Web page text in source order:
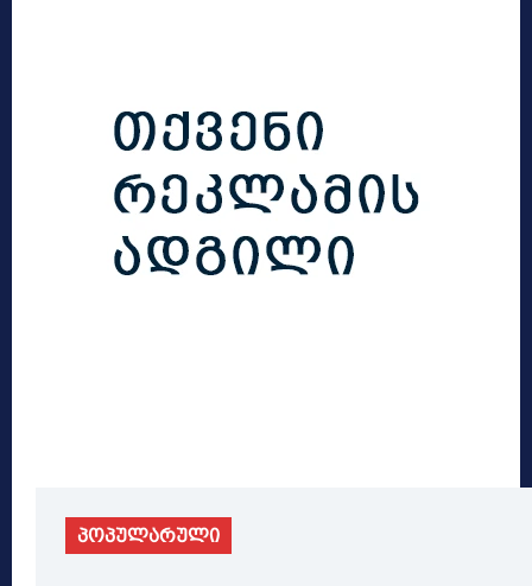
პოპულარული